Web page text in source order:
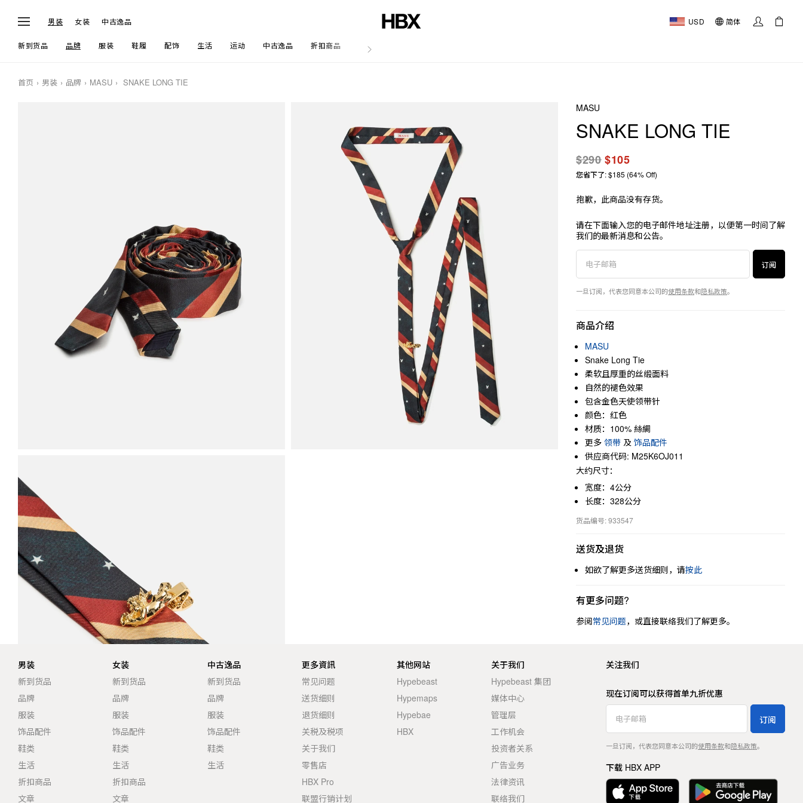
男装 女装 中古逸品 USD 简体
新到货品 品牌 服装 鞋履 配饰 生活 运动 中古逸品 折扣商品 文章
首页 男装 品牌 MASU SNAKE LONG TIE
MASU
SNAKE LONG TIE
$290$105
您省下了: $185 (64% Off)
抱歉，此商品没有存货。
请在下面输入您的电子邮件地址注册，以便第一时间了解
我们的最新消息和公告。
订阅
一旦订阅，代表您同意本公司的使用条款和隐私政策。
商品介绍
MASU
Snake Long Tie
柔软且厚重的丝缎面料
自然的褪色效果
包含金色天使领带针
颜色：红色
材质：100% 絲綢
更多 领带 及 饰品配件
供应商代码: M25K6OJ011
大约尺寸：
宽度：4公分
长度：328公分
货品编号: 933547
送货及退货
如欲了解更多送货细则，请按此
有更多问题?
参阅常见问题，或直接联络我们了解更多。
男装
新到货品
品牌
服装
饰品配件
鞋类
生活
折扣商品
文章
女装
新到货品
品牌
服装
饰品配件
鞋类
生活
折扣商品
文章
中古逸品
新到货品
品牌
服装
饰品配件
鞋类
生活
更多資訊
常见问题
送货细则
退货细则
关税及税项
关于我们
零售店
HBX Pro
联盟行销计划
其他网站
Hypebeast
Hypemaps
Hypebae
HBX
关于我们
Hypebeast 集团
媒体中心
管理层
工作机会
投资者关系
广告业务
法律资讯
联络我们
关注我们
现在订阅可以获得首单九折优惠
订阅
一旦订阅，代表您同意本公司的使用条款和隐私政策。
下载 HBX APP